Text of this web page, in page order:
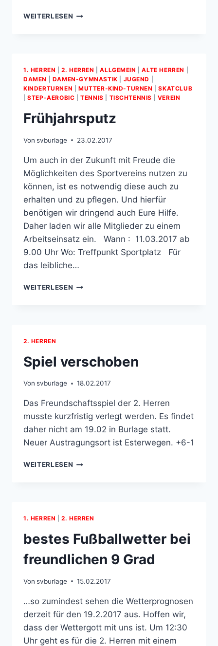
WEITERLESEN AUSSERORDENTLICHEN M
1. HERREN |2. HERREN |ALLGEMEIN |ALTE HERREN
DAMEN
DAMEN-GYMNASTIK JUGEND
KINDERTURNEN
MUTTER­-KIND­-TURNEN |SKATCLUB
|STEP-AEROBIC |TENNIS TISCHTENNIS VEREIN
Frühjahrsputz
Von svburlage 23.02.2017
Um auch in der Zukunft mit Freude die
Möglichkeiten des Sportvereins nutzen zu
können, ist es notwendig diese auch zu
erhalten und zu pflegen. Und hierfür
benötigen wir dringend auch Eure Hilfe.
Daher laden wir alle Mitglieder zu einem
Arbeitseinsatz ein. Wann : 11.03.2017 ab
9.00 Uhr Wo: Treffpunkt Sportplatz Für
das leibliche…
WEITERLESEN FRÜHJAHRSPUTZ
2. HERREN
Spiel verschoben
Von svburlage 18.02.2017
Das Freundschaftsspiel der 2. Herren
musste kurzfristig verlegt werden. Es findet
daher nicht am 19.02 in Burlage statt.
Neuer Austragungsort ist Esterwegen. +6-1
WEITERLESEN SPIEL
1. HERREN |2. HERREN
bestes Fußballwetter bei
freundlichen 9 Grad
Von svburlage 15.02.2017
…so zumindest sehen die Wetterprognosen
derzeit für den 19.2.2017 aus. Hoffen wir,
dass der Wettergott mit uns ist. Um 12:30
Uhr geht es für die 2. Herren mit einem